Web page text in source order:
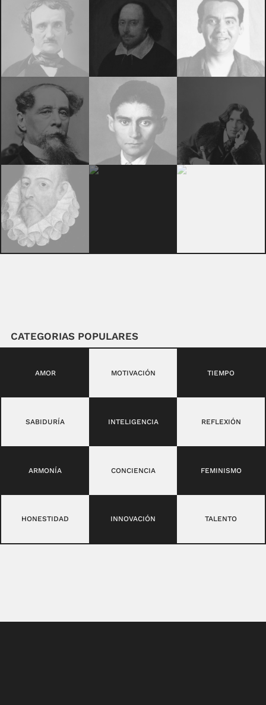
CATEGORIAS POPULARES
AMOR MOTIVACIÓN TIEMPO
SABIDURÍA INTELIGENCIA REFLEXIÓN
ARMONÍA CONCIENCIA FEMINISMO
HONESTIDAD INNOVACIÓN TALENTO